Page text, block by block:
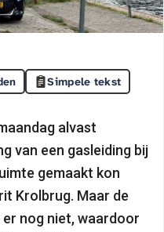
Simpele tekst
alvast
van een gasleiding bij
gemaakt kon
Krolbrug. Maar de
nog niet, waardoor